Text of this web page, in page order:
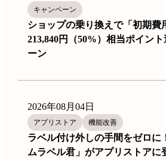
キャンペーン
ショップの乗り換えで「初期費
213,840円（50%）相当ポイン
ーン
2026年08月04日
アプリストア 機能改善
ラベル付け外しの手間をゼロに
ムラベル君」がアプリストアに